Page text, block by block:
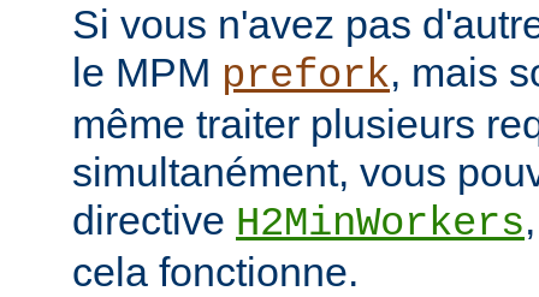
Si vous n'avez pas
le MPM prefork, mais
même traiter plusieurs
simultanément, vous
directive H2MinWorkers
cela fonctionne.